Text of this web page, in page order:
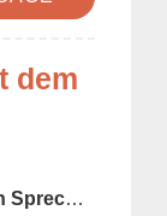
dem
innen